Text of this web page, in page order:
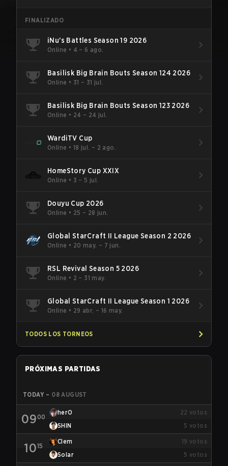
FINALIZADO
iNu's Battles Season 19 2026
Online • 4 – 6 ago.
Basilisk Big Brain Bouts Season 124 2026
Online • 31 – 31 jul.
Basilisk Big Brain Bouts Season 123 2026
Online • 24 – 24 jul.
WardiTV Cup
Online • 18 jul. – 2 ago.
HomeStory Cup XXIX
Online • 3 – 5 jul.
Douyu Cup 2026
Online • 25 – 28 jun.
Global StarCraft II League Season 2 2026
Online • 20 may. – 7 jun.
RSL Revival Season 5 2026
Online • 2 – 31 may.
Global StarCraft II League Season 1 2026
Online • 29 abr. – 16 may.
TODOS LOS TORNEOS
PRÓXIMAS PARTIDAS
TODAY – 08 AUGUST
0900
herO 22 votos
SHIN
5 votos
1015
Clem 19 votos
Solar
5 votos